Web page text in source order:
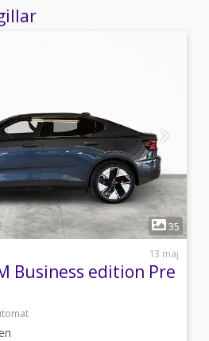
1
35
13 maj
Business edition Pre